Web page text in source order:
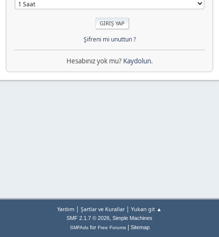
Şifreni mi unuttun ?
Hesabınız yok mu? Kaydolun.
Yardım | Şartlar ve Kurallar| Yukarı git ▲
SMF 2.1.7 © 2026, Simple Machines
SMFAdsfor Free Forums| Sitemap